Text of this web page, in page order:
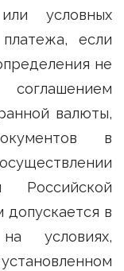
условных
если
не
валюты,
в
Российской
в
условиях,